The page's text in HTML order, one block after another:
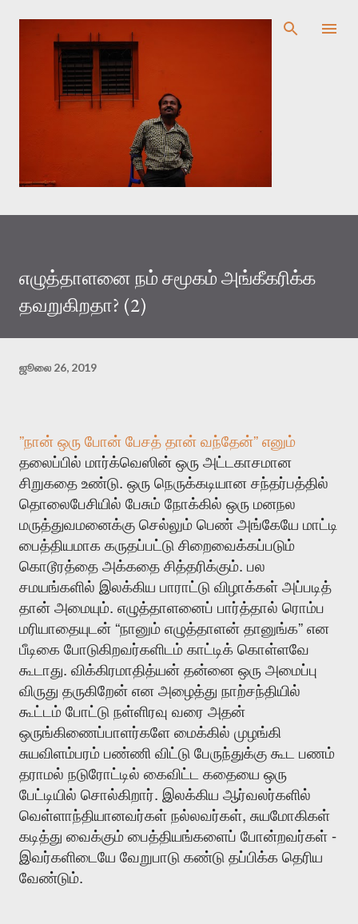
முதன்மை உள்ளடக்கத்திற்குச் செல்
எழுத்தாளனை நம் சமூகம் அங்கீகரிக்க
தவறுகிறதா? (2)
ஜூலை 26, 2019
”நான் ஒரு போன் பேசத் தான் வந்தேன்” எனும்
தலைப்பில் மார்க்வெஸின் ஒரு அட்டகாசமான
சிறுகதை உண்டு. ஒரு நெருக்கடியான சந்தர்பத்தில்
தொலைபேசியில் பேசும் நோக்கில் ஒரு மனநல
மருத்துவமனைக்கு செல்லும் பெண் அங்கேயே மாட்டி
பைத்தியமாக கருதப்பட்டு சிறைவைக்கப்படும்
கொடூரத்தை அக்கதை சித்தரிக்கும். பல
சமயங்களில் இலக்கிய பாராட்டு விழாக்கள் அப்படித்
தான் அமையும். எழுத்தாளனைப் பார்த்தால் ரொம்ப
மரியாதையுடன் “நானும் எழுத்தாளன் தானுங்க” என
பீடிகை போடுகிறவர்களிடம் காட்டிக் கொள்ளவே
கூடாது. விக்கிரமாதித்யன் தன்னை ஒரு அமைப்பு
விருது தருகிறேன் என அழைத்து நாற்சந்தியில்
கூட்டம் போட்டு நள்ளிரவு வரை அதன்
ஒருங்கிணைப்பாளர்களே மைக்கில் முழங்கி
சுயவிளம்பரம் பண்ணி விட்டு பேருந்துக்கு கூட
பணம்
தராமல் நடுரோட்டில் கைவிட்ட கதையை ஒரு
பேட்டியில் சொல்கிறார். இலக்கிய ஆர்வலர்களில்
வெள்ளாந்தியானவர்கள் நல்லவர்கள், சுயமோகிகள்
கடித்து வைக்கும் பைத்தியங்களைப் போன்றவர்கள் -
இவர்களிடையே வேறுபாடு கண்டு தப்பிக்க தெரிய
வேண்டும்.